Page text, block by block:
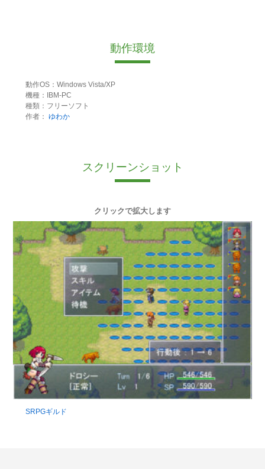
動作環境
動作OS：Windows Vista/XP
機種：IBM-PC
種類：フリーソフト
作者： ゆわか
スクリーンショット
クリックで拡大します
SRPGギルド